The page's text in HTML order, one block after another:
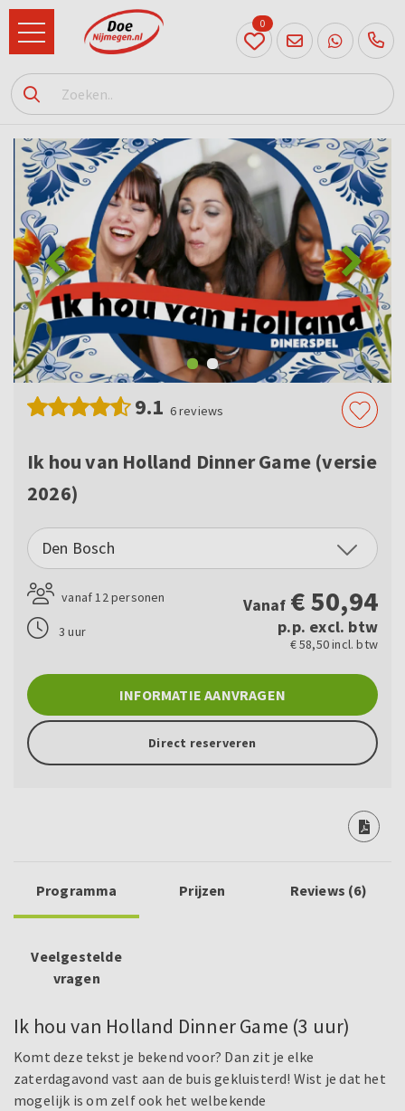
024
204
20 31
0
9.1 6reviews
Ik hou van Holland Dinner Game (versie
2026)
Den Bosch
vanaf 12 personen
3 uur
Vanaf €50,94
p.p. excl. btw
€ 58,50 incl. btw
INFORMATIE AANVRAGEN
Direct reserveren
Programma Prijzen Reviews (6)
Veelgestelde
vragen
Ik hou van Holland Dinner Game (3 uur)
Komt deze tekst je bekend voor? Dan zit je elke
zaterdagavond vast aan de buis gekluisterd! Wist je dat het
mogelijk is om zelf ook het welbekende